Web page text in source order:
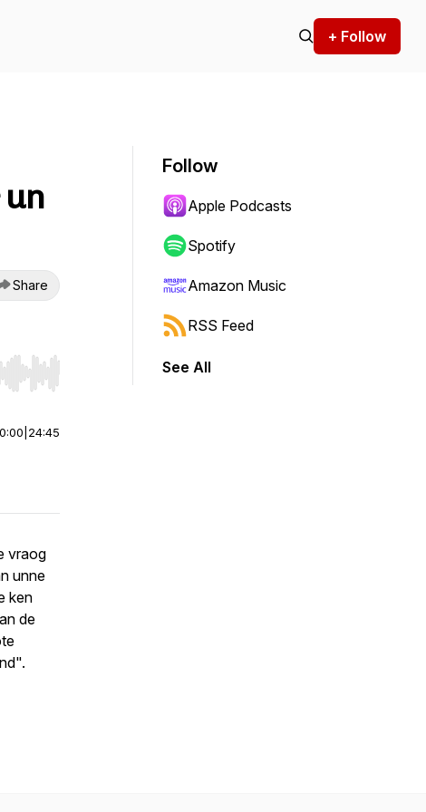
+ Follow
Share
or end. Hold shift to jump forward or backward.
0:00 24:45
vraog
unne
ken
de
Follow
Apple Podcasts
Spotify
Amazon Music
RSS Feed
See All